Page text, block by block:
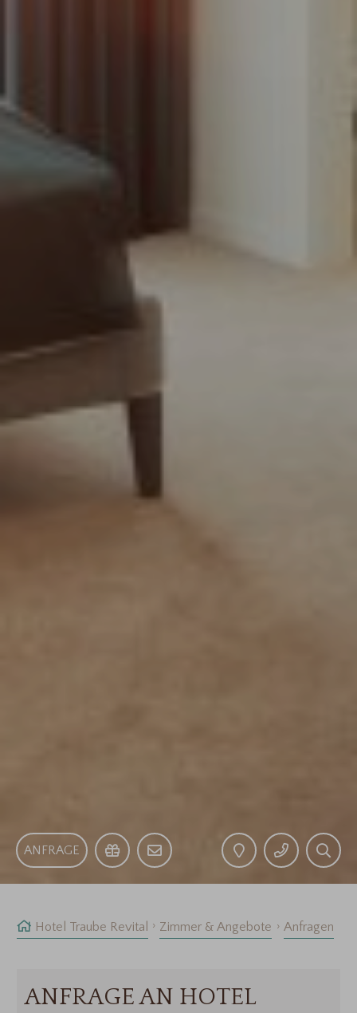
ANFRAGE
Hotel Traube Revital Zimmer & Angebote Anfragen
ANFRAGE AN HOTEL